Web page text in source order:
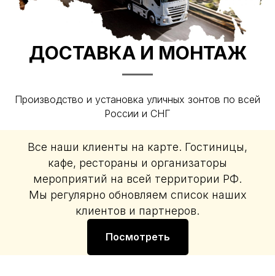
ДОСТАВКА И МОНТАЖ
Производство и установка уличных зонтов по всей
России и СНГ
Все наши клиенты на карте. Гостиницы,
кафе, рестораны и организаторы
мероприятий на всей территории РФ.
Мы регулярно обновляем список наших
клиентов и партнеров.
Посмотреть